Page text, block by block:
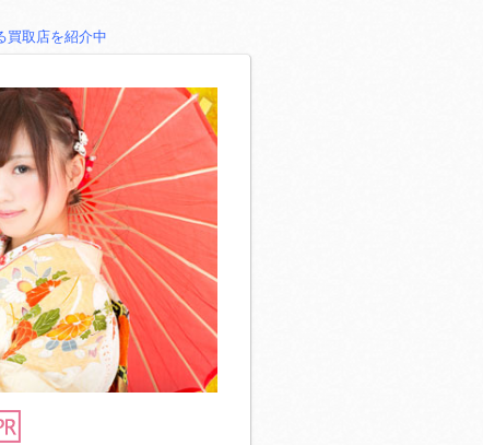
買取店を紹介中